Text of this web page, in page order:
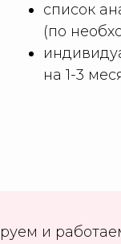
список
(по
на 1-3
и